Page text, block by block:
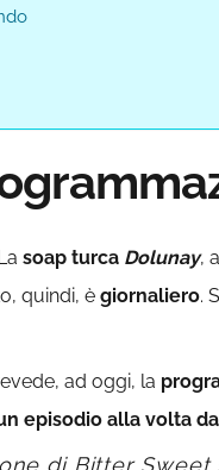
soap turca Dolunay,
quindi, è giornaliero.
ad oggi, la
episodio alla volta
di Bitter